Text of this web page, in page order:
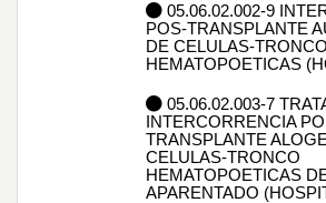
05.06.02.002-9
POS-TRANSPLANTE
DE CELULAS-TRONCO
HEMATOPOETICAS
05.06.02.003-7
INTERCORRENCIA
TRANSPLANTE
CELULAS-TRONCO
HEMATOPOETICAS
APARENTADO